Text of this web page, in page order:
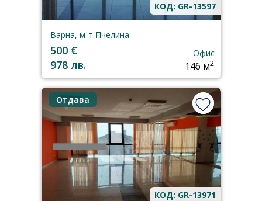
КОД: GR-13597
Варна, м-т Пчелина
500 €
978 лв.
Офис
146 м2
Отдава
КОД: GR-13971